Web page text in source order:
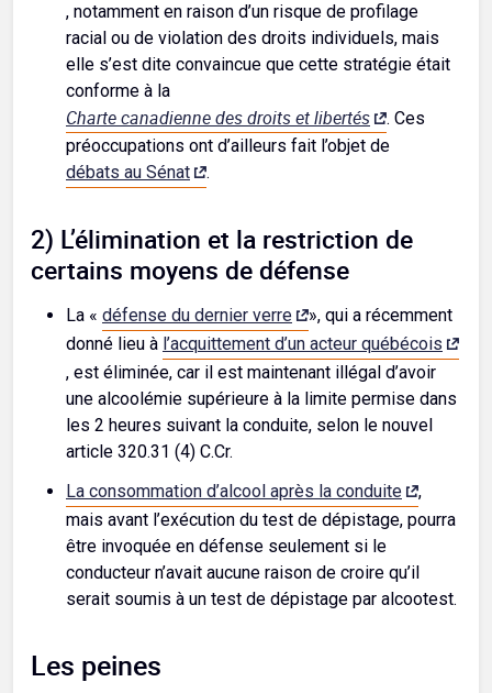
, notamment en raison d’un risque de profilage
racial ou de violation des droits individuels, mais
elle s’est dite convaincue que cette stratégie était
conforme à la
Charte canadienne des droits et libertés
. Ces
préoccupations ont d’ailleurs fait l’objet de
débats au Sénat
.
2) L’élimination et la restriction de
certains moyens de défense
La « défense du dernier verre
», qui a récemment
donné lieu à l’acquittement d’un acteur québécois
, est éliminée, car il est maintenant illégal d’avoir
une alcoolémie supérieure à la limite permise dans
les 2 heures suivant la conduite, selon le nouvel
article 320.31 (4) C.Cr.
La consommation d’alcool après la conduite
,
mais avant l’exécution du test de dépistage, pourra
être invoquée en défense seulement si le
conducteur n’avait aucune raison de croire qu’il
serait soumis à un test de dépistage par alcootest.
Les peines